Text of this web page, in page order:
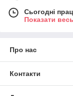
Сьогодні
Показати
Про нас
Контакти